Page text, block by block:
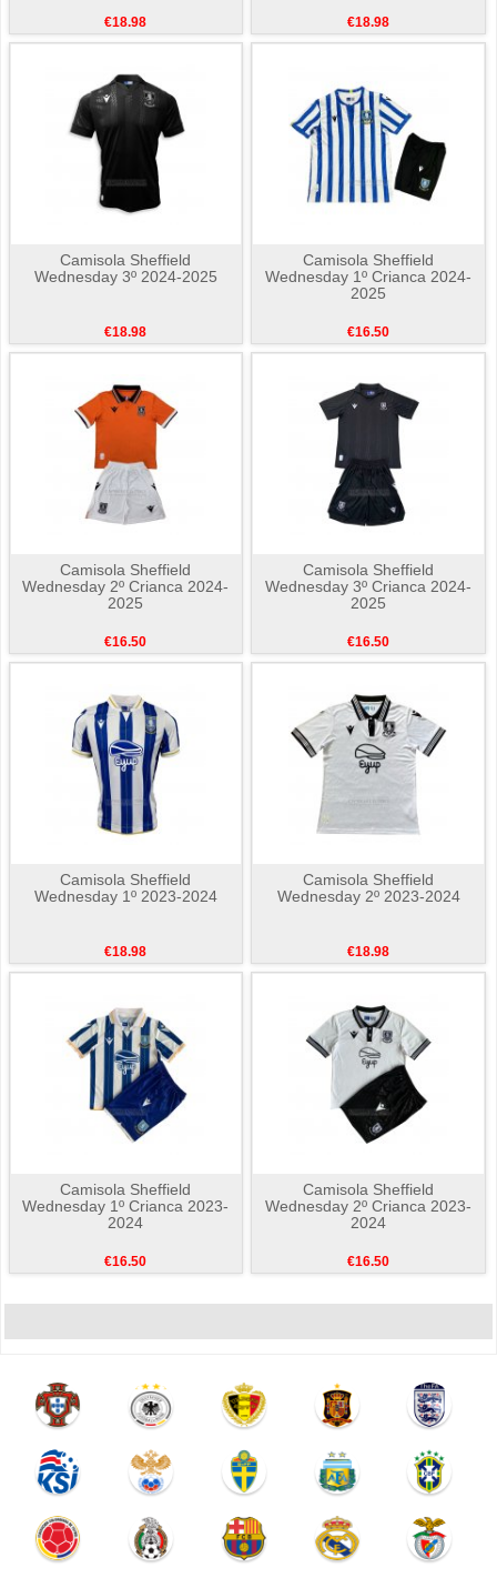
€18.98 €18.98
Camisola Sheffield
Wednesday 3º 2024-2025
€18.98
Camisola Sheffield
Wednesday 1º Crianca 2024-
2025
€16.50
Camisola Sheffield
Wednesday 2º Crianca 2024-
2025
€16.50
Camisola Sheffield
Wednesday 3º Crianca 2024-
2025
€16.50
Camisola Sheffield
Wednesday 1º 2023-2024
€18.98
Camisola Sheffield
Wednesday 2º 2023-2024
€18.98
Camisola Sheffield
Wednesday 1º Crianca 2023-
2024
€16.50
Camisola Sheffield
Wednesday 2º Crianca 2023-
2024
€16.50